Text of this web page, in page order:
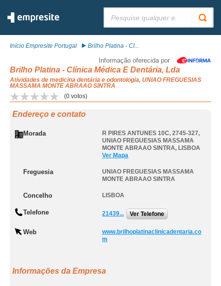
Início Empresite Portugal Brilho Platina - Cl...
Informação oferecida por
Brilho Platina - Clínica Médica E Dentária, Lda
Atividades de medicina dentária e odontologia, UNIAO FREGUESIAS
MASSAMA MONTE ABRAAO SINTRA
(0 votos)
Endereço e contato
Morada R PIRES ANTUNES 10C, 2745-327,
UNIAO FREGUESIAS MASSAMA
MONTE ABRAAO SINTRA, LISBOA
Ver Mapa
Freguesia
UNIAO FREGUESIAS MASSAMA
MONTE ABRAAO SINTRA
Concelho LISBOA
Telefone 21439... Ver Telefone
Web
www.brilhoplatinaclinicadentaria.co
m
Informações da Empresa